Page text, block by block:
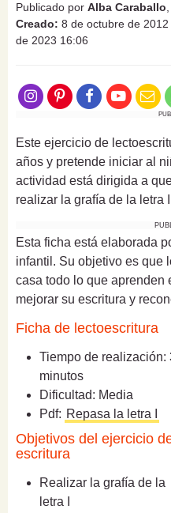
Publicado por Alba Caraballo
Creado: 8 de octubre de 2012
de 2023 16:06
Este ejercicio de
años y pretende iniciar al
actividad está dirigida a
realizar la grafía de la letra
Esta ficha está elaborada
infantil. Su objetivo es que
casa todo lo que aprenden
mejorar su escritura y
Ficha de lectoescritura
Tiempo de realización:
minutos
Dificultad: Media
Pdf: Repasa la letra I
Objetivos del ejercicio
escritura
Realizar la grafía de la
letra I